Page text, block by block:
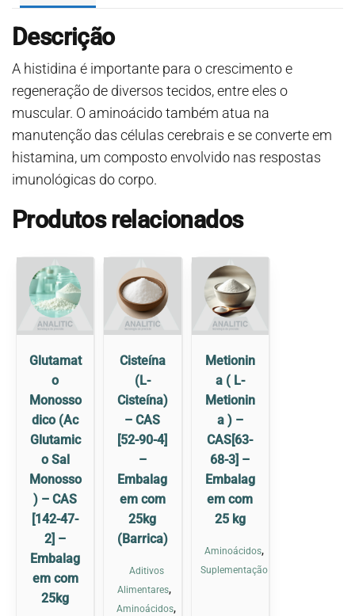
Descrição
A histidina é importante para o crescimento e
regeneração de diversos tecidos, entre eles o
muscular. O aminoácido também atua na
manutenção das células cerebrais e se converte em
histamina, um composto envolvido nas respostas
imunológicas do corpo.
Produtos relacionados
Glutamat
o
Monosso
dico (Ac
Glutamic
o Sal
Monosso
) – CAS
[142-47-
2] –
Embalag
em com
25kg
Cisteína
(L-
Cisteína)
– CAS
[52-90-4]
–
Embalag
em com
25kg
(Barrica)
Aditivos
Alimentares,
Aminoácidos,
Metionin
a ( L-
Metionin
a ) –
CAS[63-
68-3] –
Embalag
em com
25 kg
Aminoácidos,
Suplementação